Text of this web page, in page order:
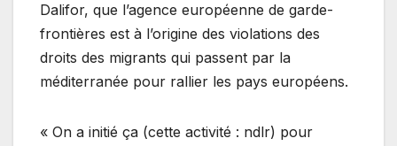
Dalifor, que l’agence européenne de garde-
frontières est à l’origine des violations des
droits des migrants qui passent par la
méditerranée pour rallier les pays européens.
« On a initié ça (cette activité : ndlr) pour